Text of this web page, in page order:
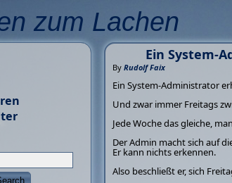
zum Lachen
Ein System-
By Rudolf Faix
Ein System-Administrator
Und zwar immer Freitags
Jede Woche das gleiche,
Der Admin macht sich auf
Er kann nichts erkennen.
Also beschließt er, sich